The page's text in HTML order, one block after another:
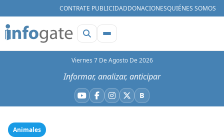
CONTRATE PUBLICIDADDONACIONESQUIÉNES SOMOS
Viernes 7 De Agosto De 2026
Informar, analizar, anticipar
YouTube
Facebook
Instagram
X BBluesky
Animales